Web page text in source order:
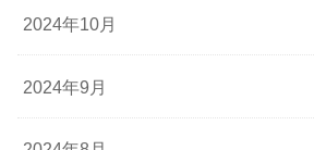
2024年10月
2024年9月